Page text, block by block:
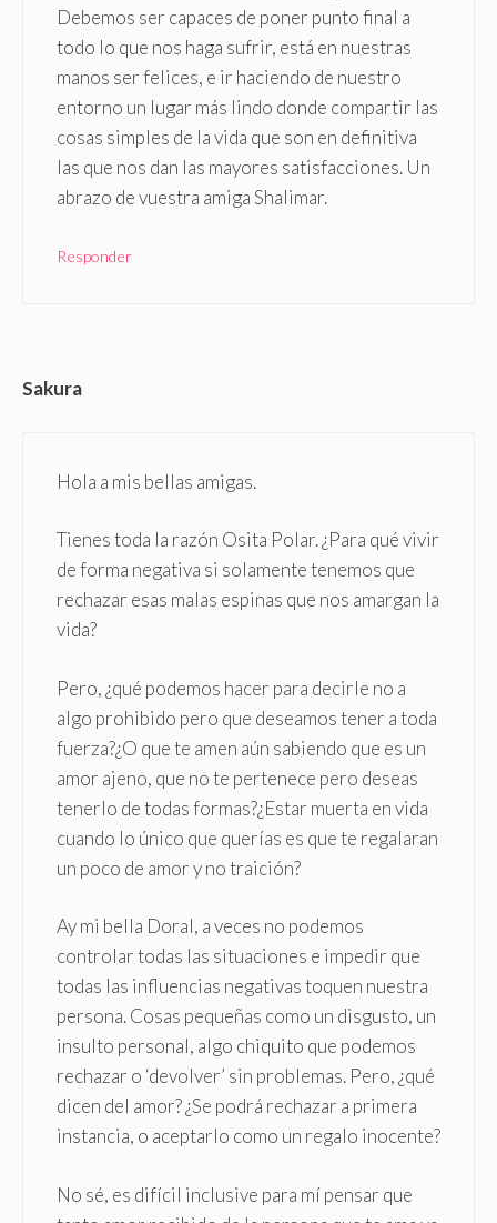
Debemos ser capaces de poner punto final a
todo lo que nos haga sufrir, está en nuestras
manos ser felices, e ir haciendo de nuestro
entorno un lugar más lindo donde compartir las
cosas simples de la vida que son en definitiva
las que nos dan las mayores satisfacciones. Un
abrazo de vuestra amiga Shalimar.
Responder
Sakura
Hola a mis bellas amigas.
Tienes toda la razón Osita Polar. ¿Para qué vivir
de forma negativa si solamente tenemos que
rechazar esas malas espinas que nos amargan la
vida?
Pero, ¿qué podemos hacer para decirle no a
algo prohibido pero que deseamos tener a toda
fuerza?¿O que te amen aún sabiendo que es un
amor ajeno, que no te pertenece pero deseas
tenerlo de todas formas?¿Estar muerta en vida
cuando lo único que querías es que te regalaran
un poco de amor y no traición?
Ay mi bella Doral, a veces no podemos
controlar todas las situaciones e impedir que
todas las influencias negativas toquen nuestra
persona. Cosas pequeñas como un disgusto, un
insulto personal, algo chiquito que podemos
rechazar o ‘devolver’ sin problemas. Pero, ¿qué
dicen del amor? ¿Se podrá rechazar a primera
instancia, o aceptarlo como un regalo inocente?
No sé, es difícil inclusive para mí pensar que